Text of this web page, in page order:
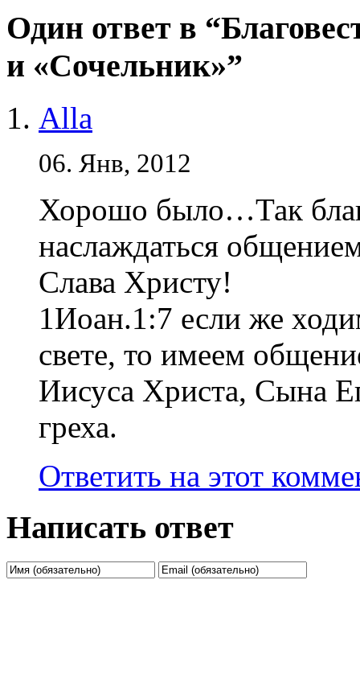
Один ответ в
и «Сочельник»”
Alla
06. Янв, 2012
Хорошо было…Так
наслаждаться
Слава Христу!
1Иоан.1:7 если же
свете, то имеем
Иисуса Христа, Сына
греха.
Ответить на этот
Написать ответ